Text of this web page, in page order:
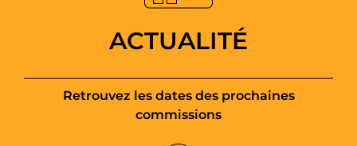
ACTUALITÉ
Retrouvez les dates des prochaines
commissions